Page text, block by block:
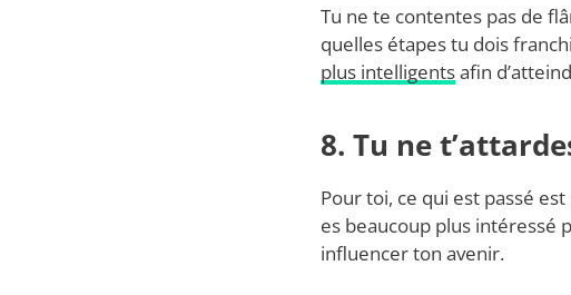
Tu ne te contentes pas de
quelles étapes tu dois
plus intelligentsafin
8. Tu ne
Pour toi, ce qui est passé
es beaucoup plus intéressé
influencer ton avenir.